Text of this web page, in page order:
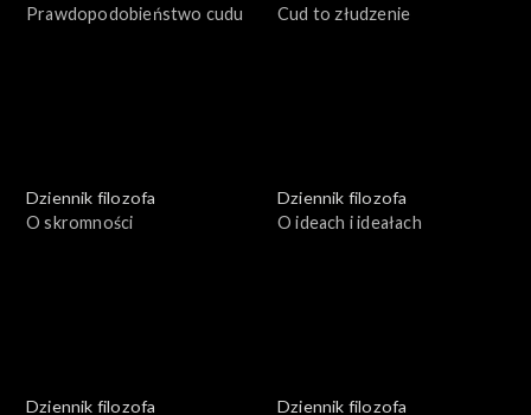
Prawdopodobieństwo cudu
Cud to złudzenie
Dziennik filozofa
O skromności
Dziennik filozofa
O ideach i ideałach
Dziennik filozofa
Dziennik filozofa